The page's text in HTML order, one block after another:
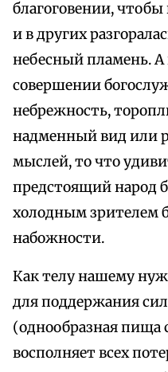
благоговении, чтобы
и в других
небесный пламень.
совершении
небрежность,
надменный вид или
мыслей, то что
предстоящий народ
холодным зрителем
набожности.
Как телу нашему
для поддержания
(однообразная пища
восполняет всех